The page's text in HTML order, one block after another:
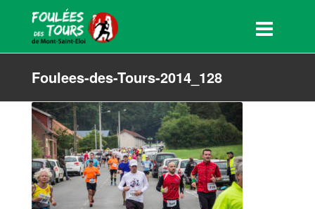
Foulees-des-Tours-2014_128